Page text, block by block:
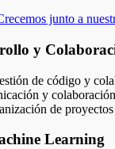
junto a
y
de código y
y
de
Learning